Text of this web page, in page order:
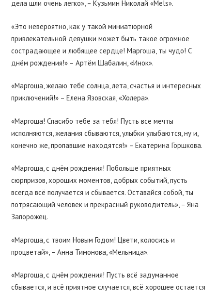
дела шли очень легко», – Кузьмин Николай «Mels».
«Это невероятно, как у такой миниатюрной
привлекательной девушки может быть такое огромное
сострадающее и любящее сердце! Маргоша, ты чудо! С
днём рождения!» – Артём Шабалин, «Инок».
«Маргоша, желаю тебе солнца, лета, счастья и интересных
приключений!» – Елена Язовская, «Холера».
«Маргоша! Спасибо тебе за тебя! Пусть все мечты
исполняются, желания сбываются, улыбки улыбаются, ну и,
конечно же, пропавшие находятся!» – Екатерина Горшкова.
«Маргоша, с днём рождения! Побольше приятных
сюрпризов, хороших моментов, добрых событий, пусть
всегда всё получается и сбывается. Оставайся собой, ты
потрясающий человек и прекрасный руководитель», – Яна
Запорожец.
«Маргоша, с твоим Новым Годом! Цвети, колосись и
процветай», – Анна Тимонова, «Мельница».
«Маргоша, с днём рождения! Пусть всё задуманное
сбывается, и всё приятное случается, всё хорошее остается